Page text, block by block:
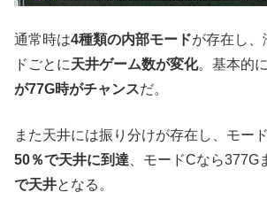
通常時は4種類の内部モードが存在し、
ドごとに天井ゲーム数が変化。基本的に
が77G時がチャンスだ。
また天井には振り分けが存在し、モー
50％で天井に到達 、モードCなら377G
で天井となる。